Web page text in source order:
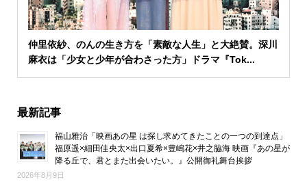
仲里依紗、のんの生き方を「素敵な人生」と大絶賛。深川
麻衣は「少女と少年が合わさった方」ドラマ『Tok...
最新記事
福山雅治「映画あの星 は探し求めてきたことの一つの到達点」
福原遥×細田佳央太×出口夏希×豊嶋花×井之脇海 映画『あの星が
降る丘で、君とまた出会いたい。』公開御礼舞台挨拶
2026年8月9日